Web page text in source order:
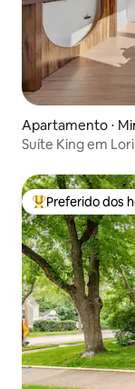
Apartamento ⋅
Suíte King em
Entre os
Preferido dos